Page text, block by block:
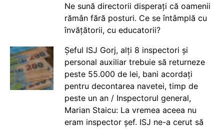
Ne sună directorii disperați că oamenii
rămân fără posturi. Ce se întâmplă cu
învățătorii, cu educatorii?
Șeful ISJ Gorj, alți 8 inspectori și
personal auxiliar trebuie să returneze
peste 55.000 de lei, bani acordați
pentru decontarea navetei, timp de
peste un an / Inspectorul general,
Marian Staicu: La vremea aceea nu
eram inspector șef. ISJ ne-a cerut să